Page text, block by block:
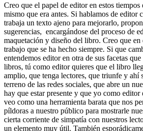
Creo que el papel de editor en estos tiempos
mismo que era antes. Si hablamos de editor
trabaja un texto ajeno para mejorarlo,
sugerencias, encargándose del proceso de
maquetación y diseño del libro. Creo que en
trabajo que se ha hecho siempre. Si que
entendemos editor en otra de sus facetas
libros, tú como editor quieres que el libro
amplio, que tenga lectores, que triunfe y ahí
terreno de las redes sociales, que abre un
hay que estar presente y que yo como
veo como una herramienta barata que nos
píldoras a nuestro público para mostrarle
cierta corriente de simpatía con nuestros
un elemento muy útil. También